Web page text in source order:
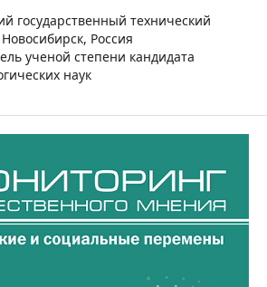
государственный технический
Россия
ученой степени кандидата
наук